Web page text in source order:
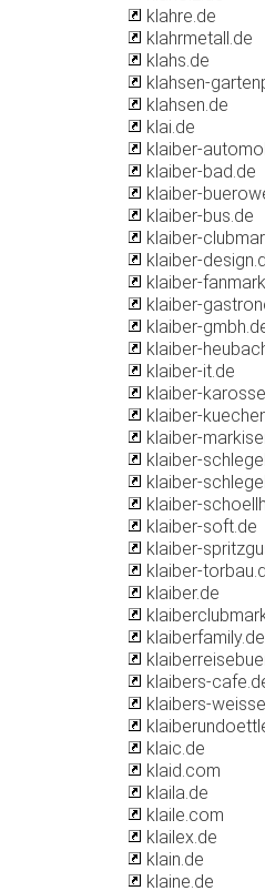
klahre.de
klahrmetall.de
klahs.de
klahsen-
klahsen.de
klai.de
klaiber-
klaiber-bad.de
klaiber-
klaiber-bus.de
klaiber-
klaiber-
klaiber-
klaiber-
klaiber-
klaiber-
klaiber-it.de
klaiber-
klaiber-
klaiber-
klaiber-
klaiber-
klaiber-
klaiber-soft.de
klaiber-
klaiber-
klaiber.de
klaiberfamily.de
klaibers-
klaibers-
klaic.de
klaid.com
klaila.de
klaile.com
klailex.de
klain.de
klaine.de